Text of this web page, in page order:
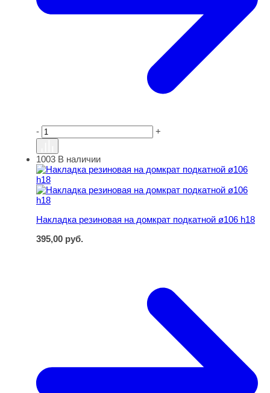
- +
Накладка резиновая на домкрат подкатной ø106 h18
1003 В наличии
Накладка резиновая на домкрат подкатной ø106 h18
395,00 руб.